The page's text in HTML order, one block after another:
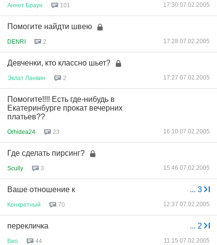
Аннет Браун 101 17:30 07.02.2005
Помогите найдти швею
DENRI 2 17:28 07.02.2005
Девченки, кто классно шьет?
Эклат Ланвин 2 17:27 07.02.2005
Помогите!!!! Есть где-нибудь в
Екатеринбурге прокат вечерних
платьев??
Orhidea24 23 16:10 07.02.2005
Где сделать пирсинг?
Scully 3 15:46 07.02.2005
... 3
Ваше отношение к
Конкретный 70 12:37 07.02.2005
... 2
перекличка
Вио 44 11:15 07.02.2005